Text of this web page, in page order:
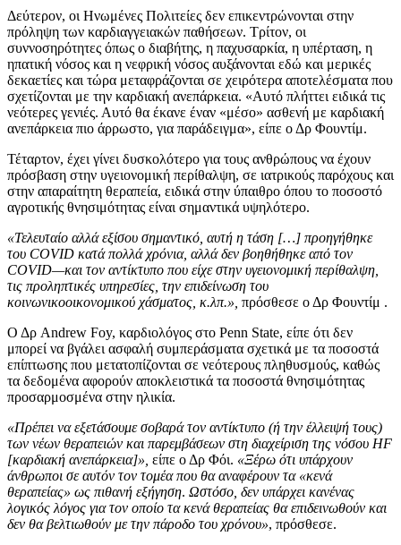
Δεύτερον, οι Ηνωμένες Πολιτείες δεν επικεντρώνονται στην
πρόληψη των καρδιαγγειακών παθήσεων. Τρίτον, οι
συννοσηρότητες όπως ο διαβήτης, η παχυσαρκία, η υπέρταση, η
ηπατική νόσος και η νεφρική νόσος αυξάνονται εδώ και μερικές
δεκαετίες και τώρα μεταφράζονται σε χειρότερα αποτελέσματα που
σχετίζονται με την καρδιακή ανεπάρκεια. «Αυτό πλήττει ειδικά τις
νεότερες γενιές. Αυτό θα έκανε έναν «μέσο» ασθενή με καρδιακή
ανεπάρκεια πιο άρρωστο, για παράδειγμα», είπε ο Δρ Φουντίμ.
Τέταρτον, έχει γίνει δυσκολότερο για τους ανθρώπους να έχουν
πρόσβαση στην υγειονομική περίθαλψη, σε ιατρικούς παρόχους και
στην απαραίτητη θεραπεία, ειδικά στην ύπαιθρο όπου το ποσοστό
αγροτικής θνησιμότητας είναι σημαντικά υψηλότερο.
«Τελευταίο αλλά εξίσου σημαντικό, αυτή η τάση […] προηγήθηκε
του COVID κατά πολλά χρόνια, αλλά δεν βοηθήθηκε από τον
COVID—και τον αντίκτυπο που είχε στην υγειονομική περίθαλψη,
τις προληπτικές υπηρεσίες, την επιδείνωση του
κοινωνικοοικονομικού χάσματος, κ.λπ.», πρόσθεσε ο Δρ Φουντίμ .
Ο Δρ Andrew Foy, καρδιολόγος στο Penn State, είπε ότι δεν
μπορεί να βγάλει ασφαλή συμπεράσματα σχετικά με τα ποσοστά
επίπτωσης που μετατοπίζονται σε νεότερους πληθυσμούς, καθώς
τα δεδομένα αφορούν αποκλειστικά τα ποσοστά θνησιμότητας
προσαρμοσμένα στην ηλικία.
«Πρέπει να εξετάσουμε σοβαρά τον αντίκτυπο (ή την έλλειψή τους)
των νέων θεραπειών και παρεμβάσεων στη διαχείριση της νόσου HF
[καρδιακή ανεπάρκεια]», είπε ο Δρ Φόι. «Ξέρω ότι υπάρχουν
άνθρωποι σε αυτόν τον τομέα που θα αναφέρουν τα «κενά
θεραπείας» ως πιθανή εξήγηση. Ωστόσο, δεν υπάρχει κανένας
λογικός λόγος για τον οποίο τα κενά θεραπείας θα επιδεινωθούν και
δεν θα βελτιωθούν με την πάροδο του χρόνου», πρόσθεσε.